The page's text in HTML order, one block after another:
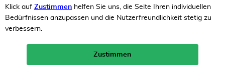
10%
Neukunden-Rabatt ab 49€!
mehr erfahren >
Klick auf Zustimmen helfen Sie uns, die Seite Ihren individuellen
Bedürfnissen anzupassen und die Nutzerfreundlichkeit stetig zu
verbessern.
Zustimmen